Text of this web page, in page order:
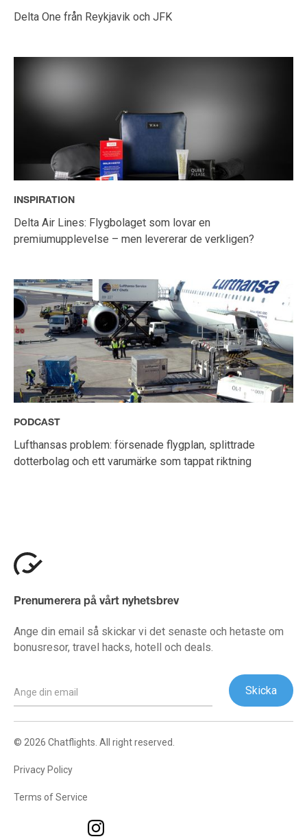
Delta One från Reykjavik och JFK
INSPIRATION
Delta Air Lines: Flygbolaget som lovar en
premiumupplevelse – men levererar de verkligen?
PODCAST
Lufthansas problem: försenade flygplan, splittrade
dotterbolag och ett varumärke som tappat riktning
Prenumerera på vårt nyhetsbrev
Ange din email så skickar vi det senaste och hetaste om
bonusresor, travel hacks, hotell och deals.
© 2026 Chatflights. All right reserved.
Privacy Policy
Terms of Service